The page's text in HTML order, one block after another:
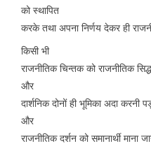
को स्थापित
करके तथा अपना निर्णय देकर ही
किसी भी
राजनीतिक चिन्तक को राजनीतिक
और
दार्शनिक दोनों ही भूमिका अदा
और
राजनीतिक दर्शन को समानार्थी माना